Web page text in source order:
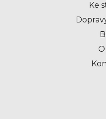
Ke